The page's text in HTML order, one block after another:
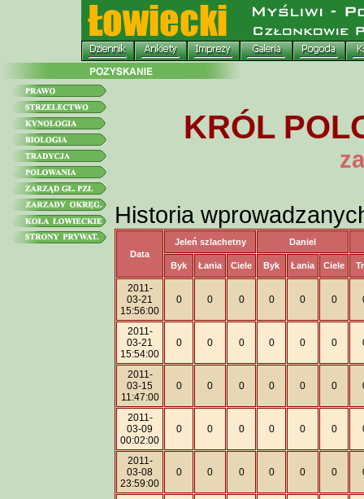
KRÓL
Historia
Data
Jeleń szlachetny Daniel
Byk Łania Ciele Byk Łania Ciele
2011-
03-21
15:56:00
0 0 0 0 0 0
2011-
03-21
15:54:00
0 0 0 0 0 0
2011-
03-15
11:47:00
0 0 0 0 0 0
2011-
03-09
00:02:00
0 0 0 0 0 0
2011-
03-08
23:59:00
0 0 0 0 0 0